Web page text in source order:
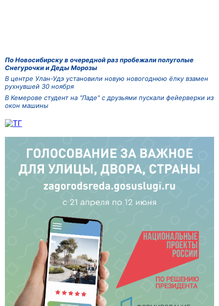
По Новосибирску в очередной раз пробежали полуголые
Снегурочки и Деды Морозы
В центре Улан-Удэ установили новую новогоднюю ёлку взамен
рухнувшей 30 ноября
В Кемерове студент на "Ладе" с друзьями пускали фейерверки из
окон машины